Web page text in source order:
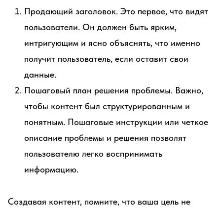
Продающий заголовок. Это первое, что видят
пользователи. Он должен быть ярким,
интригующим и ясно объяснять, что именно
получит пользователь, если оставит свои
данные.
Пошаговый план решения проблемы. Важно,
чтобы контент был структурированным и
понятным. Пошаговые инструкции или четкое
описание проблемы и решения позволят
пользователю легко воспринимать
информацию.
Создавая контент, помните, что ваша цель не